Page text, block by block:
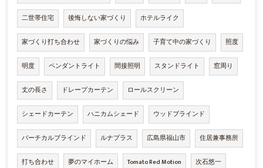
二世帯住宅 後悔しない家づくり ホテルライク
家づくり打ち合わせ 家づくりの悩み 子育て中の家づくり 照度
明度 ペンダントライト 間接照明 スタンドライト 窓周り
丈の長さ ドレープカーテン ロールスクリーン
シェードカーテン ハニカムシェード ウッドブラインド
バーチカルブラインド ルナプラス 広島県福山市 住居兼事務所
打ち合わせ 夢のマイホーム Tomato Red Motion 次石悠一